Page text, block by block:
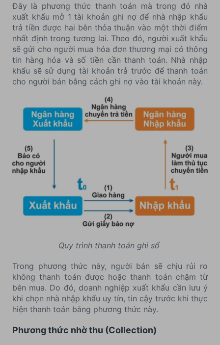
Đây là phương thức thanh toán mà trong đó nhà
xuất khẩu mở 1 tài khoản ghi nợ để nhà nhập khẩu
trả tiền được hai bên thỏa thuận vào một thời điểm
nhất định trong tương lai. Theo đó, người xuất khẩu
sẽ gửi cho người mua hóa đơn thương mại có thông
tin hàng hóa và số tiền cần thanh toán. Nhà nhập
khẩu sẽ sử dụng tài khoản trả trước để thanh toán
cho người bán bằng cách ghi nợ vào tài khoản này.
Quy trình thanh toán ghi sổ
Trong phương thức này, người bán sẽ chịu rủi ro
không thanh toán được hoặc thanh toán chậm từ
bên mua. Do đó, doanh nghiệp xuất khẩu cần lưu ý
khi chọn nhà nhập khẩu uy tín, tin cậy trước khi thực
hiện thanh toán bằng phương thức này.
Phương thức nhờ thu (Collection)